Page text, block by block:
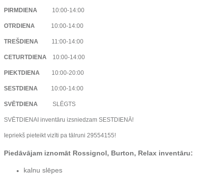
PIRMDIENA 10:00-14:00
OTRDIENA 10:00-14:00
TREŠDIENA 11:00-14:00
CETURTDIENA 10:00-14:00
PIEKTDIENA 10:00-20:00
SESTDIENA 10:00-14:00
SVĒTDIENA SLĒGTS
SVĒTDIENAI inventāru izsniedzam SESTDIENĀ!
Iepriekš pieteikt vizīti pa tālruni 29554155!
Piedāvājam iznomāt Rossignol, Burton, Relax inventāru:
kalnu slēpes